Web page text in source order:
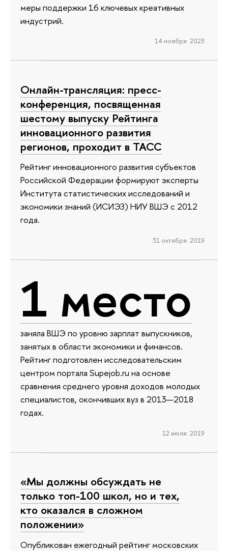
меры поддержки 16 ключевых креативных
индустрий.
14 ноября 2023
Онлайн-трансляция: пресс-
конференция, посвященная
шестому выпуску Рейтинга
инновационного развития
регионов, проходит в ТАСС
Рейтинг инновационного развития субъектов
Российской Федерации формируют эксперты
Института статистических исследований и
экономики знаний (ИСИЭЗ) НИУ ВШЭ с 2012
года.
31 октября 2019
1 место
заняла ВШЭ по уровню зарплат выпускников,
занятых в области экономики и финансов.
Рейтинг подготовлен исследовательским
центром портала Supejob.ru на основе
сравнения среднего уровня доходов молодых
специалистов, окончивших вуз в 2013—2018
годах.
12 июля 2019
«Мы должны обсуждать не
только топ-100 школ, но и тех,
кто оказался в сложном
положении»
Опубликован ежегодный рейтинг московских